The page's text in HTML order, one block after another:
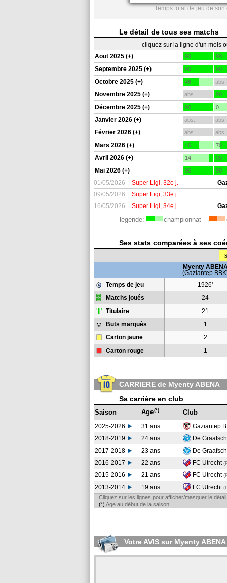
Temps total de jeu de
Le détail de tous ses matchs
cliquez sur la ligne d'un mois
Aout 2025 (+)
90 90
Septembre 2025 (+) 90 90
Octobre 2025 (+) 46 abs.
Novembre 2025 (+) abs. 90
Décembre 2025 (+) 90 0
Janvier 2026 (+) abs. abs.
Février 2026 (+) abs. abs.
Mars 2026 (+) 46 70
Avril 2026 (+) 14 90
Mai 2026 (+) 90 90
01/05/2026 Super Ligi, 32e j.
09/05/2026
Super Ligi, 33e j.
16/05/2026
Super Ligi, 34e j.
légende: championnat
Ses stats comparées à ses
Myenty
(Gaziantep
Temps de jeu
1926'
Matchs joués 24
T Titulaire 21
Buts marqués 1
Carton jaune 2
Carton rouge 1
CARRIERE de Myenty ABENA
Sa carrière en club
Saison Age(*) Club
2025-2026 31 ans Gaziantep
2018-2019
24 ans De
2017-2018
23 ans De
2016-2017
22 ans FC Utrecht
2015-2016
21 ans FC Utrecht
2013-2014
19 ans FC Utrecht
Cliquez sur les lignes pour afficher/masquer le
(*) Age au début de la saison
Votre AVIS sur Myenty ABENA